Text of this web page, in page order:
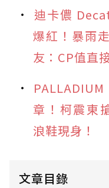
迪卡儂
爆紅！暴雨
友：CP值直
章！柯震東
浪鞋現身！
文章目錄